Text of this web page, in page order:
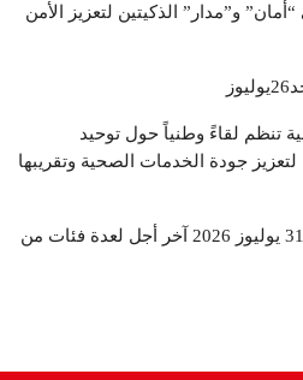
و”مدار” الذكيتين لتعزيز الأمن
تنظم لقاءً وطنياً حول توحيد
جودة الخدمات الصحية وتقريبها
الإقرارات والأداءات الضريبية.. 31 يوليوز 2026 آخر أجل لعدة فئات من